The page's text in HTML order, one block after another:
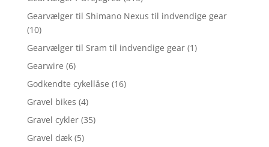
Gearvælger til Shimano Nexus til indvendige gear
(10)
Gearvælger til Sram til indvendige gear (1)
Gearwire (6)
Godkendte cykellåse (16)
Gravel bikes (4)
Gravel cykler (35)
Gravel dæk (5)